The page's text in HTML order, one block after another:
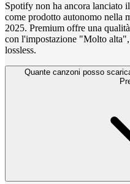
Spotify non ha ancora lanciato
come prodotto autonomo nella
2025. Premium offre una
con l'impostazione "Molto
lossless.
Quante canzoni posso